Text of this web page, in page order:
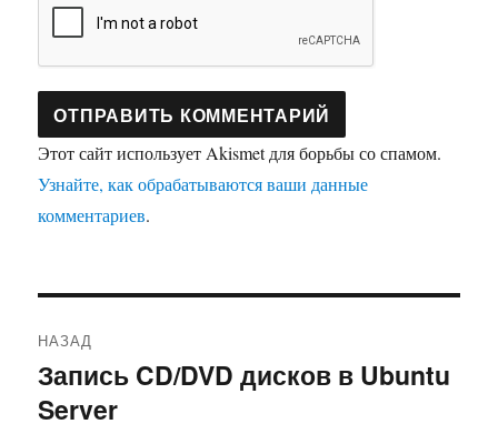
Этот сайт использует Akismet для борьбы со спамом.
Узнайте, как обрабатываются ваши данные
комментариев.
по
записям
НАЗАД
Предыдущая
запись:
Запись CD/DVD дисков в Ubuntu
Server